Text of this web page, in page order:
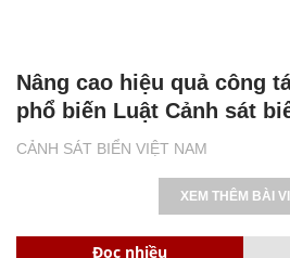
CẢNH SÁT BIỂN VIỆT NAM
Nâng cao hiệu quả công
phổ biến Luật Cảnh sát
XEM THÊM BÀI
Đọc nhiều